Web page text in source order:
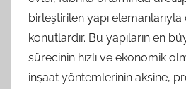
birleştirilen yapı
konutlardır. Bu yapıların en
sürecinin hızlı ve ekonomik
inşaat yöntemlerinin aksine,